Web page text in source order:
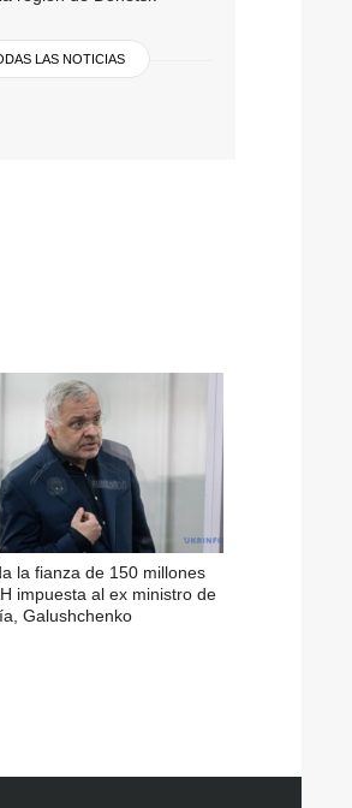
LAS NOTICIAS
la fianza de 150 millones
impuesta al ex ministro de
Galushchenko